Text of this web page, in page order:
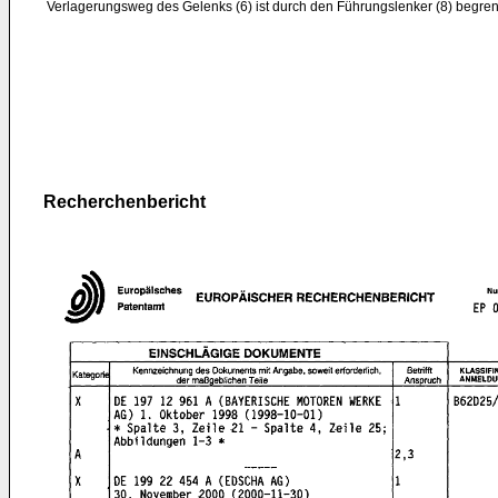
Verlagerungsweg des Gelenks (6) ist durch den Führungslenker (8)
Recherchenbericht